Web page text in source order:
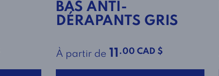
BAS ANTI-
DÉRAPANTS GRIS
À partir de 11 .00 CAD $